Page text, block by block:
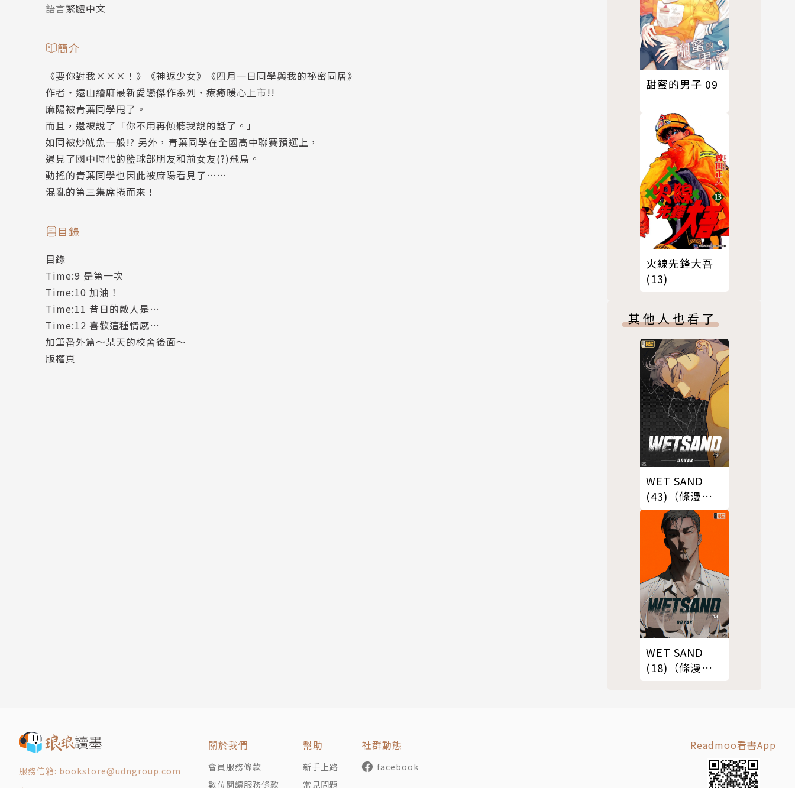
語言繁體中文
簡介
《要你對我×××！》《神返少女》《四月一日同學與我的祕密同居》
作者‧遠山繪麻最新愛戀傑作系列‧療癒暖心上市!!
麻陽被青葉同學甩了。
而且，還被說了「你不用再傾聽我說的話了。」
如同被炒魷魚一般!? 另外，青葉同學在全國高中聯賽預選上，
遇見了國中時代的籃球部朋友和前女友(?)飛鳥。
動搖的青葉同學也因此被麻陽看見了……
混亂的第三集席捲而來！
目錄
目錄
Time:9 是第一次
Time:10 加油！
Time:11 昔日的敵人是…
Time:12 喜歡這種情感…
加筆番外篇～某天的校舍後面～
版權頁
甜蜜的男子 09
火線先鋒大吾
(13)
其他人也看了
WET SAND
(43)（條漫
版）
WET SAND
(18)（條漫
服務信箱: bookstore@udngroup.com
關於我們
會員服務條款
數位閱讀服務條款
幫助
新手上路
常見問題
社群動態
facebook
Readmoo看書App